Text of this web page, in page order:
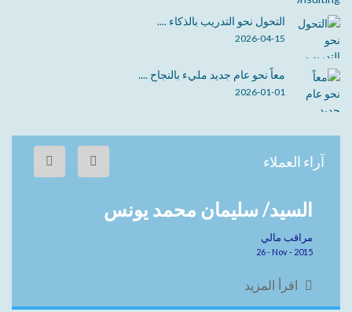
التحول نحو التدريب بالذكاء ....
2026-04-15
معاً نحو عام جديد مليء بالنجاح ....
2026-01-01
آراء العملاء
السيد/ سليمان محمد يونس
مراقب مالي
26 - Nov - 2015
اقرأ المزيد